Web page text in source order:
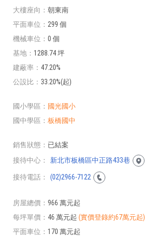
大樓座向
朝東南
平面車位
299 個
機械車位
0 個
基地
1288.74 坪
建蔽率
47.20%
公設比
33.20%(起)
國小學區
國光國小
國中學區
板橋國中
銷售狀態
已結案
接待中心
新北市板橋區中正路433巷
接待電話 (02)2966-7122
房屋總價
966 萬元起
每坪單價
46 萬元起(實價登錄約67萬元起)
平面車位
170 萬元起